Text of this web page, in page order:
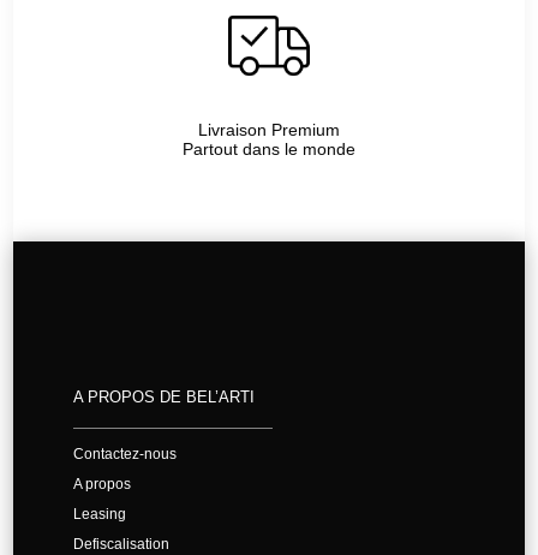
Livraison Premium
Partout dans le monde
A PROPOS DE BEL’ARTI
Contactez-nous
A propos
Leasing
Defiscalisation